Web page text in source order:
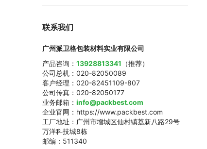
联系我们
广州派卫格包装材料实业有限公司
产品咨询： 13928813341 （推荐）
公司总机：020-82050089
客户经理：020-82451109-807
公司传真：020-82050177
业务邮箱： info@packbest.com
企业官网：https://www.packbest.com
工厂地址：广州市增城区仙村镇荔新八路29号
万洋科技城8栋
邮编：511340